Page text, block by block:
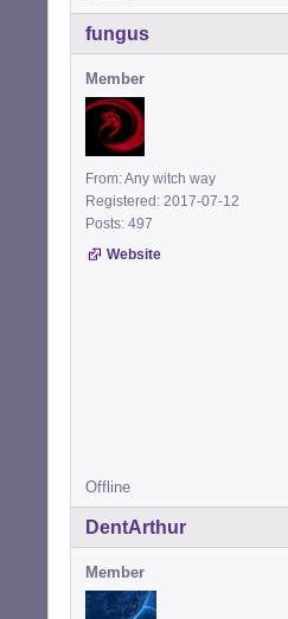
fungus
Member
From: Any witch way
Registered: 2017-07-12
Posts: 497
Website
Offline
DentArthur
Member